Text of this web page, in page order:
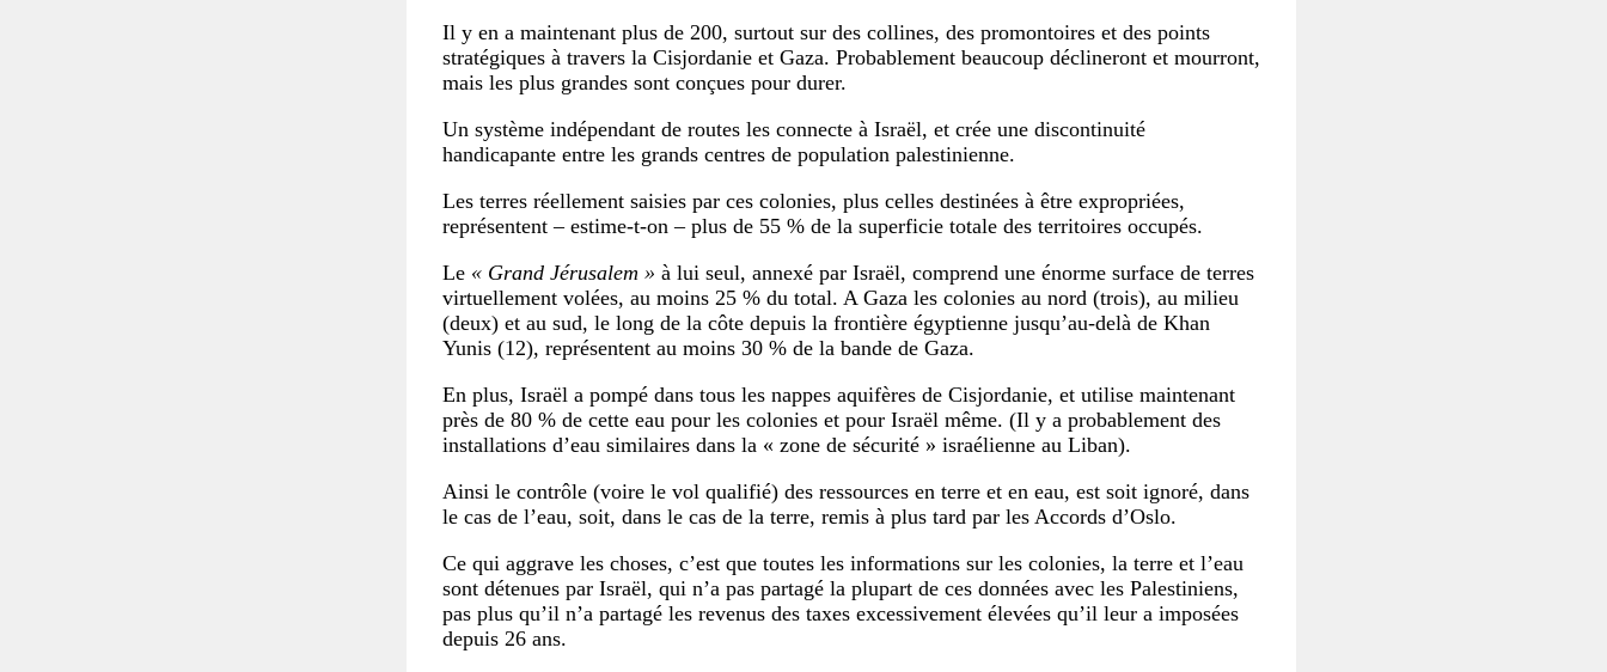
Il y en a maintenant plus de 200, surtout sur des collines, des promontoires et des points
stratégiques à travers la Cisjordanie et Gaza. Probablement beaucoup déclineront et mourront,
mais les plus grandes sont conçues pour durer.
Un système indépendant de routes les connecte à Israël, et crée une discontinuité
handicapante entre les grands centres de population palestinienne.
Les terres réellement saisies par ces colonies, plus celles destinées à être expropriées,
représentent – estime-t-on – plus de 55 % de la superficie totale des territoires occupés.
Le « Grand Jérusalem » à lui seul, annexé par Israël, comprend une énorme surface de terres
virtuellement volées, au moins 25 % du total. A Gaza les colonies au nord (trois), au milieu
(deux) et au sud, le long de la côte depuis la frontière égyptienne jusqu’au-delà de Khan
Yunis (12), représentent au moins 30 % de la bande de Gaza.
En plus, Israël a pompé dans tous les nappes aquifères de Cisjordanie, et utilise maintenant
près de 80 % de cette eau pour les colonies et pour Israël même. (Il y a probablement des
installations d’eau similaires dans la « zone de sécurité » israélienne au Liban).
Ainsi le contrôle (voire le vol qualifié) des ressources en terre et en eau, est soit ignoré, dans
le cas de l’eau, soit, dans le cas de la terre, remis à plus tard par les Accords d’Oslo.
Ce qui aggrave les choses, c’est que toutes les informations sur les colonies, la terre et l’eau
sont détenues par Israël, qui n’a pas partagé la plupart de ces données avec les Palestiniens,
pas plus qu’il n’a partagé les revenus des taxes excessivement élevées qu’il leur a imposées
depuis 26 ans.